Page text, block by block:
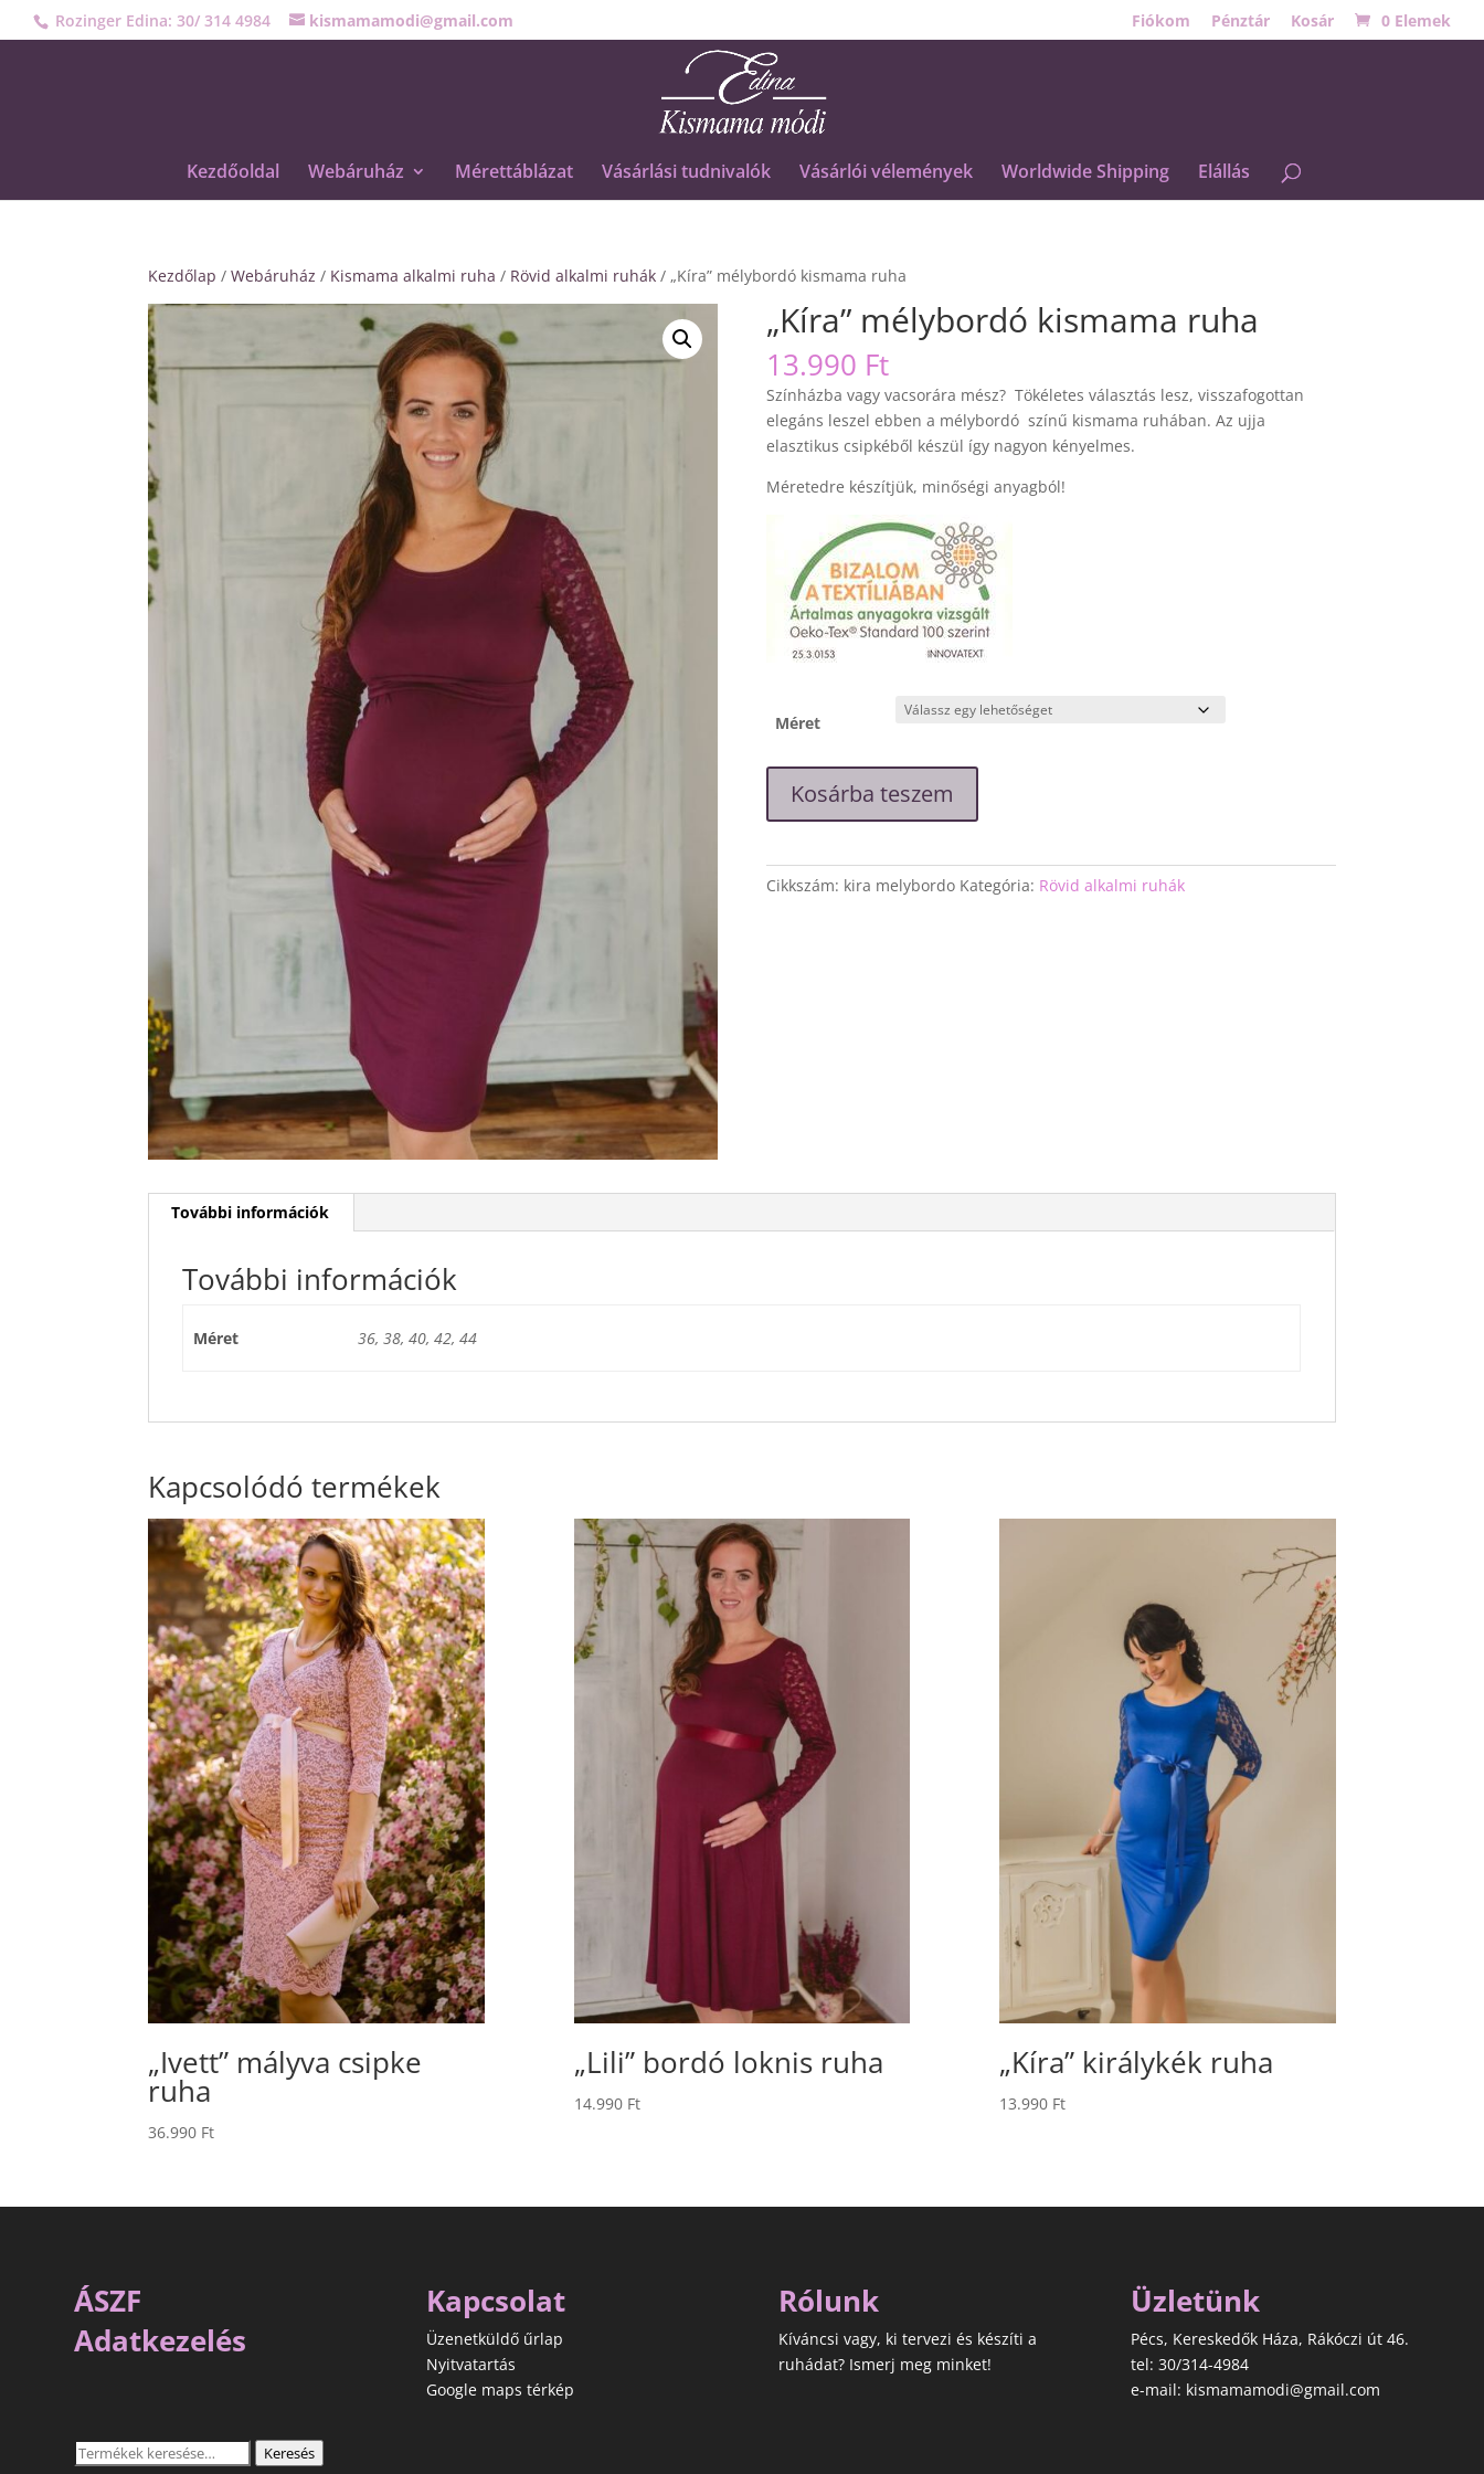
Rozinger Edina: 30/ 314 4984 kismamamodi@gmail.com Fiókom Pénztár Kosár 0 Elemek
Kezdőoldal Webáruház Mérettáblázat Vásárlási tudnivalók Vásárlói vélemények Worldwide Shipping Elállás
Kezdőlap /Webáruház / Kismama alkalmi ruha / Rövid alkalmi ruhák / „Kíra” mélybordó kismama ruha
„Kíra” mélybordó kismama ruha
13.990 Ft
Színházba vagy vacsorára mész? Tökéletes választás lesz, visszafogottan
elegáns leszel ebben a mélybordó színű kismama ruhában. Az ujja
elasztikus csipkéből készül így nagyon kényelmes.
Méretedre készítjük, minőségi anyagból!
Méret
mélybordó
kismama
mennyiség
Kosárba teszem
Cikkszám: kira melybordo Kategória: Rövid alkalmi ruhák
További információk
További információk
Méret 36, 38, 40, 42, 44
Kapcsolódó termékek
„Ivett” mályva csipke
ruha
36.990 Ft
„Lili” bordó loknis ruha
14.990 Ft
„Kíra” királykék ruha
13.990 Ft
ÁSZF
Adatkezelés
Keresés
Keresés
Kapcsolat
Üzenetküldő űrlap
Nyitvatartás
Google maps térkép
Rólunk
Kíváncsi vagy, ki tervezi és készíti a
ruhádat? Ismerj meg minket!
Üzletünk
Pécs, Kereskedők Háza, Rákóczi út 46.
tel: 30/314-4984
e-mail: kismamamodi@gmail.com